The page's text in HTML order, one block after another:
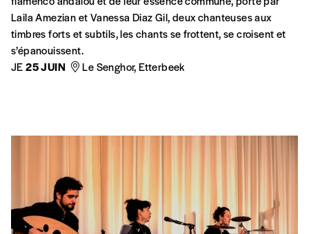
Laila Amezian et Vanessa Diaz Gil, deux chanteuses aux
timbres forts et subtils, les chants se frottent, se croisent et
s’épanouissent.
JE25 JUIN Le Senghor, Etterbeek